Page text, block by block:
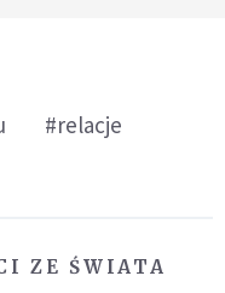
#relacje
ZE ŚWIATA